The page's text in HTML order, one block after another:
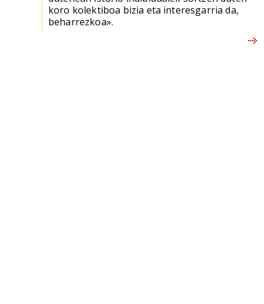
koro kolektiboa bizia eta interesgarria da,
beharrezkoa».